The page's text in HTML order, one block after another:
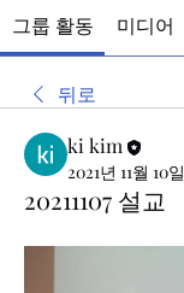
그룹 활동 미디어
뒤로
ki kim
2021년 11월 10일
20211107 설교